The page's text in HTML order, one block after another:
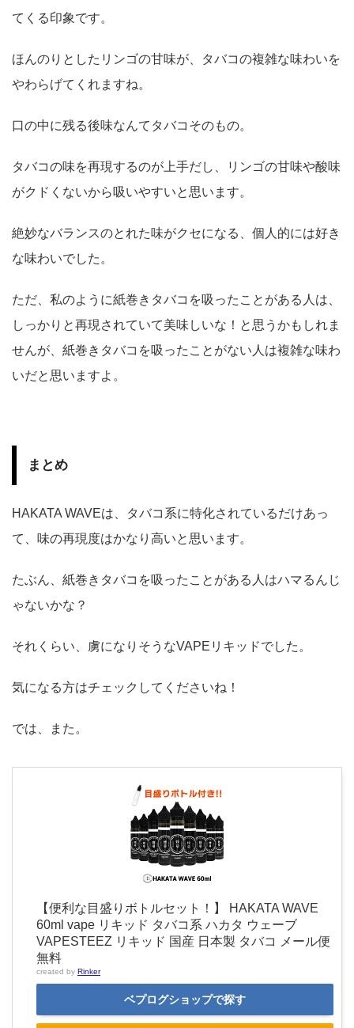
てくる印象です。
ほんのりとしたリンゴの甘味が、タバコの複雑な味わいを
やわらげてくれますね。
口の中に残る後味なんてタバコそのもの。
タバコの味を再現するのが上手だし、リンゴの甘味や酸味
がクドくないから吸いやすいと思います。
絶妙なバランスのとれた味がクセになる、個人的には好き
な味わいでした。
ただ、私のように紙巻きタバコを吸ったことがある人は、
しっかりと再現されていて美味しいな！と思うかもしれま
せんが、紙巻きタバコを吸ったことがない人は複雑な味わ
いだと思いますよ。
まとめ
HAKATA WAVEは、タバコ系に特化されているだけあっ
て、味の再現度はかなり高いと思います。
たぶん、紙巻きタバコを吸ったことがある人はハマるんじ
ゃないかな？
それくらい、虜になりそうなVAPEリキッドでした。
気になる方はチェックしてくださいね！
では、また。
【便利な目盛りボトルセット！】 HAKATA WAVE
60ml vape リキッド タバコ系 ハカタ ウェーブ
VAPESTEEZ リキッド 国産 日本製 タバコ メール便
無料
created by Rinker
ベプログショップで探す